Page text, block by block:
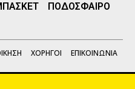
ΠΟΔΟΣΦΑΙΡΟ
ΧΟΡΗΓΟΙ ΕΠΙΚΟΙΝΩΝΙΑ